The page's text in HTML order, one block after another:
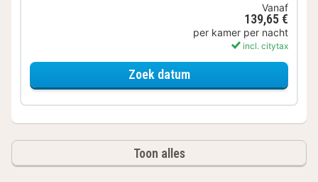
Vanaf
139,65 €
per kamer per nacht
incl. citytax
Zoek datumvoor Comfort kamer
Toon alles